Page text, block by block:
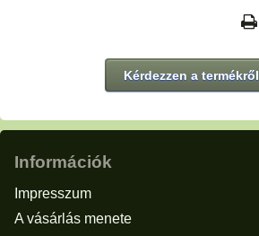
Kérdezzen a termékről
Információk
Impresszum
A vásárlás menete